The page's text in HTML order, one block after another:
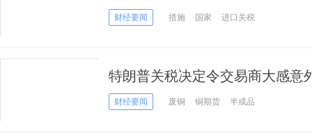
球最低关税
财经要闻 措施 国家 进口关税
特朗普关税决定令交易商大感意
20% 究竟怎么回事？
财经要闻 废铜 铜期货 半成品